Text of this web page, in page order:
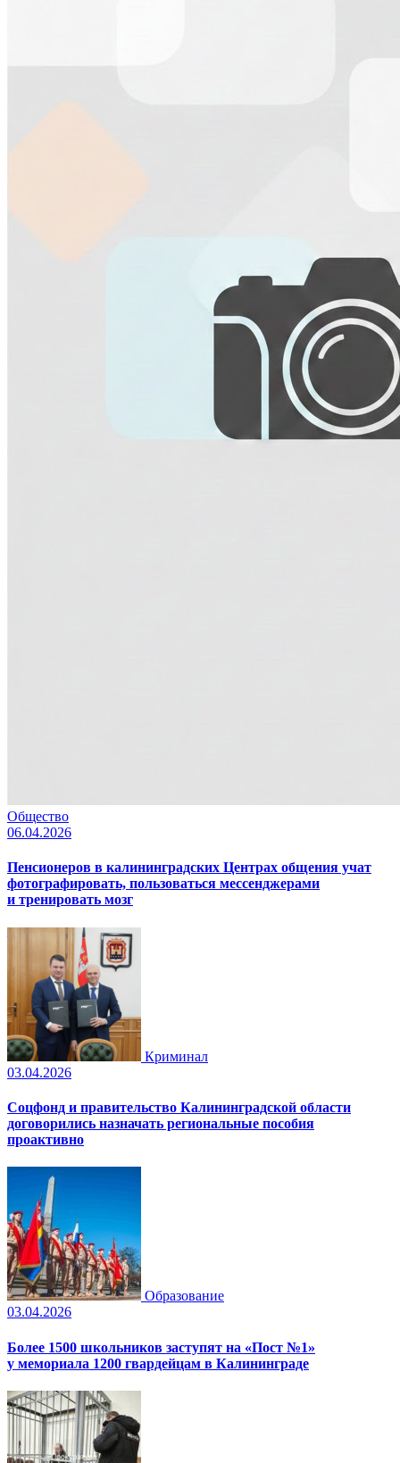
Общество
06.04.2026
Пенсионеров в калининградских Центрах общения учат
фотографировать, пользоваться мессенджерами
и тренировать мозг
Криминал
03.04.2026
Соцфонд и правительство Калининградской области
договорились назначать региональные пособия
проактивно
Образование
03.04.2026
Более 1500 школьников заступят на «Пост №1»
у мемориала 1200 гвардейцам в Калининграде